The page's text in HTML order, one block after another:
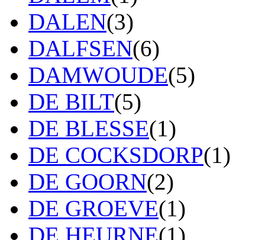
DALEN(3)
DALFSEN(6)
DAMWOUDE(5)
DE BILT(5)
DE BLESSE(1)
DE COCKSDORP(1)
DE GOORN(2)
DE GROEVE(1)
DE HEURNE(1)